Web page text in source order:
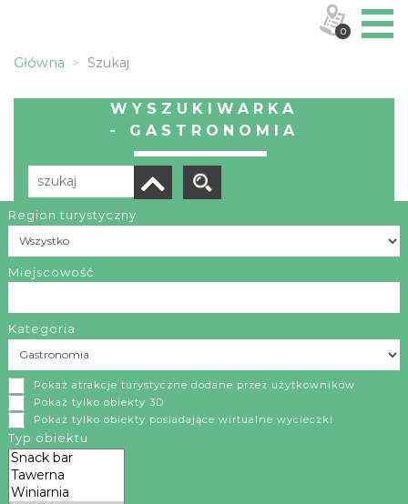
Główna Szukaj
WYSZUKIWARKA
- GASTRONOMIA
Region turystyczny
Miejscowość
Kategoria
Pokaż atrakcje turystyczne dodane przez użytkowników
Pokaż tylko obiekty 3D
Pokaż tylko obiekty posiadające wirtualne wycieczki
Typ obiektu
Liczba elementów:
Zajazd MARGOS
Markowice
Zajazd Margos dysponuje 65 miejscami noclegowymi w
pokojach 1, 2, 3, 4 osobowych. Pokoje posiadają TV. Do
dyspozycji Gości jest bezprzewodowy dostęp do internetu.
Na terenie obiektu zamykany parking. W cenę noclegu
więcej >>
0